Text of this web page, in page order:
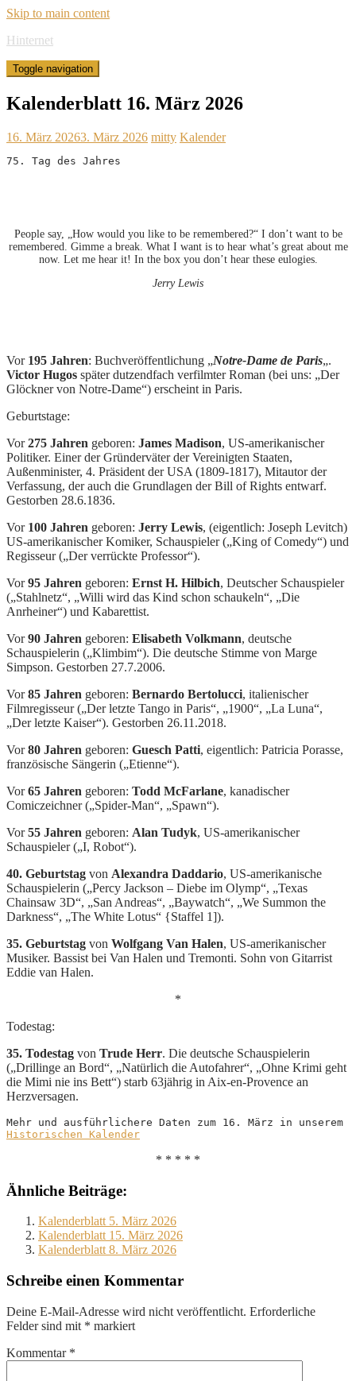
Skip to main content
Hinternet
Toggle navigation
Kalenderblatt 16. März 2026
16. März 20263. März 2026 mitty Kalender
75. Tag des Jahres
People say, „How would you like to be remembered?“ I don’t want to be
remembered. Gimme a break. What I want is to hear what’s great about me
now. Let me hear it! In the box you don’t hear these eulogies.
Jerry Lewis
Vor 195 Jahren: Buchveröffentlichung „Notre-Dame de Paris„.
Victor Hugos später dutzendfach verfilmter Roman (bei uns: „Der
Glöckner von Notre-Dame“) erscheint in Paris.
Geburtstage:
Vor275 Jahren geboren: James Madison, US-amerikanischer
Politiker. Einer der Gründerväter der Vereinigten Staaten,
Außenminister, 4. Präsident der USA (1809-1817), Mitautor der
Verfassung, der auch die Grundlagen der Bill of Rights entwarf.
Gestorben 28.6.1836.
Vor 100 Jahren geboren: Jerry Lewis, (eigentlich: Joseph Levitch)
US-amerikanischer Komiker, Schauspieler („King of Comedy“) und
Regisseur („Der verrückte Professor“).
Vor95 Jahren geboren: Ernst H. Hilbich, Deutscher Schauspieler
(„Stahlnetz“, „Willi wird das Kind schon schaukeln“, „Die
Anrheiner“) und Kabarettist.
Vor90 Jahren geboren: Elisabeth Volkmann, deutsche
Schauspielerin („Klimbim“). Die deutsche Stimme von Marge
Simpson. Gestorben 27.7.2006.
Vor85 Jahren geboren: Bernardo Bertolucci, italienischer
Filmregisseur („Der letzte Tango in Paris“, „1900“, „La Luna“,
„Der letzte Kaiser“). Gestorben 26.11.2018.
Vor80 Jahren geboren: Guesch Patti, eigentlich: Patricia Porasse,
französische Sängerin („Etienne“).
Vor65 Jahren geboren: Todd McFarlane, kanadischer
Comiczeichner („Spider-Man“, „Spawn“).
Vor55 Jahren geboren: Alan Tudyk, US-amerikanischer
Schauspieler („I, Robot“).
40. Geburtstag von Alexandra Daddario, US-amerikanische
Schauspielerin („Percy Jackson – Diebe im Olymp“, „Texas
Chainsaw 3D“, „San Andreas“, „Baywatch“, „We Summon the
Darkness“, „The White Lotus“ {Staffel 1]).
35. Geburtstag von Wolfgang Van Halen, US-amerikanischer
Musiker. Bassist bei Van Halen und Tremonti. Sohn von Gitarrist
Eddie van Halen.
*
Todestag:
35. Todestag von Trude Herr. Die deutsche Schauspielerin
(„Drillinge an Bord“, „Natürlich die Autofahrer“, „Ohne Krimi geht
die Mimi nie ins Bett“) starb 63jährig in Aix-en-Provence an
Herzversagen.
Historischen Kalender
* * * * *
Ähnliche Beiträge:
Kalenderblatt 5. März 2026
Kalenderblatt 15. März 2026
Kalenderblatt 8. März 2026
Schreibe einen Kommentar
Deine E-Mail-Adresse wird nicht veröffentlicht. Erforderliche
Felder sind mit * markiert
Kommentar *